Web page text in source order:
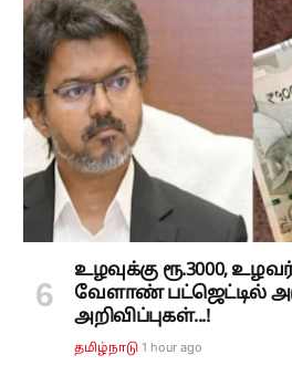
உழவுக்கு ரூ.3000,
வேளாண் பட்ஜெட்டில்
அறிவிப்புகள்...!
தமிழ்நாடு 1 hour ago